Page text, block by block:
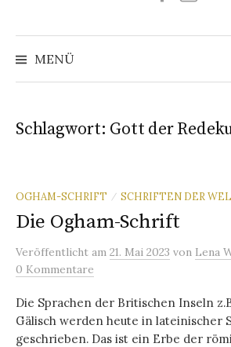
MENÜ
Schlagwort: Gott der
OGHAM-SCHRIFT / SCHRIFTEN DER
Die Ogham-Schrift
Veröffentlicht am 21. Mai 2023 von Lena
0 Kommentare
Die Sprachen der Britischen Inseln
Gälisch werden heute in lateinischer
geschrieben. Das ist ein Erbe der